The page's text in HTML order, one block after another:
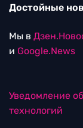
Достойные
Мы в
и Google.News
Уведомление
технологий